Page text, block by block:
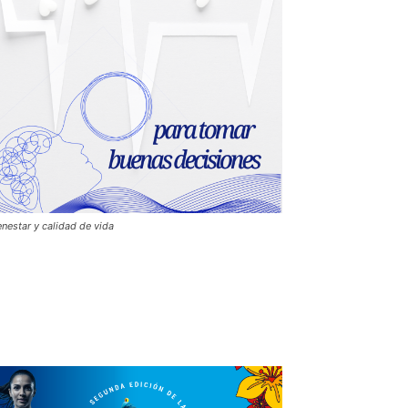
y calidad de vida